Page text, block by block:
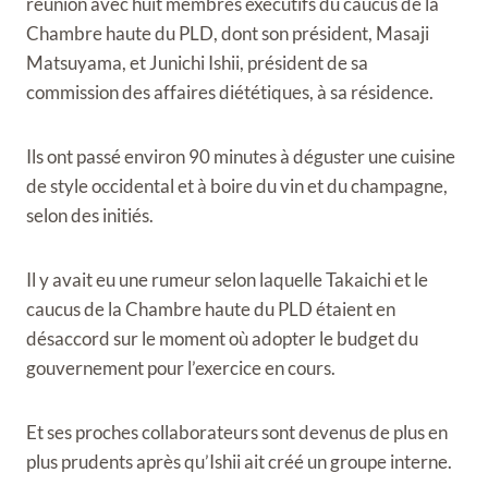
Chambre haute du PLD, dont son président, Masaji
Matsuyama, et Junichi Ishii, président de sa
commission des affaires diététiques, à sa résidence.
Ils ont passé environ 90 minutes à déguster une cuisine
de style occidental et à boire du vin et du champagne,
selon des initiés.
Il y avait eu une rumeur selon laquelle Takaichi et le
caucus de la Chambre haute du PLD étaient en
désaccord sur le moment où adopter le budget du
gouvernement pour l’exercice en cours.
Et ses proches collaborateurs sont devenus de plus en
plus prudents après qu’Ishii ait créé un groupe interne.